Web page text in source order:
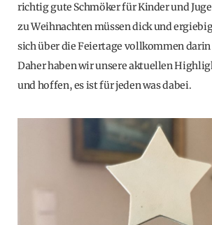
richtig gute Schmöker für Kinder und
zu Weihnachten müssen dick und
sich über die Feiertage vollkommen
Daher haben wir unsere aktuellen
und hoffen, es ist für jeden was dabei.